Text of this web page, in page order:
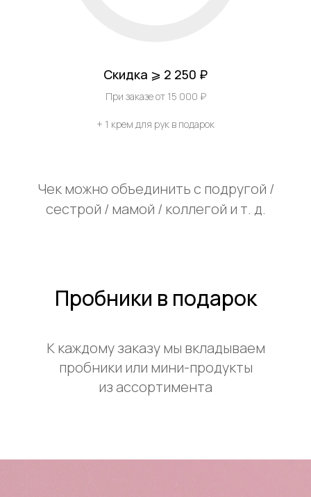
Скидка ⩾ 2 250 ₽
При заказе от 15 000 ₽
+ 1 крем для рук в подарок
Чек можно объединить с подругой /
сестрой / мамой / коллегой и т. д.
Пробники в подарок
К каждому заказу мы вкладываем
пробники или мини-продукты
из ассортимента